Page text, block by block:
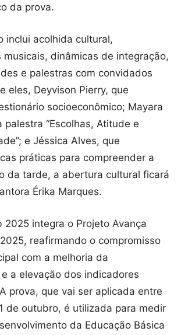
da prova.
inclui acolhida cultural,
musicais, dinâmicas de integração,
e palestras com convidados
eles, Deyvison Pierry, que
socioeconômico; Mayara
palestra “Escolhas, Atitude e
e Jéssica Alves, que
práticas para compreender a
da tarde, a abertura cultural ficará
Érika Marques.
2025 integra o Projeto Avança
reafirmando o compromisso
com a melhoria da
a elevação dos indicadores
prova, que vai ser aplicada entre
de outubro, é utilizada para medir
da Educação Básica